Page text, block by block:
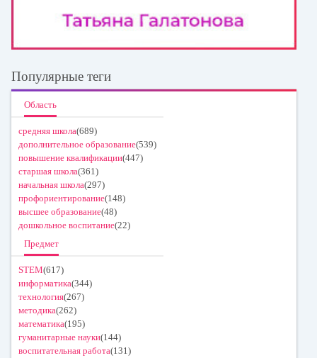
Популярные теги
Область
средняя школа(689)
дополнительное образование(539)
повышение квалификации(447)
старшая школа(361)
начальная школа(297)
профориентирование(148)
высшее образование(48)
дошкольное воспитание(22)
Предмет
STEM(617)
информатика(344)
технология(267)
методика(262)
математика(195)
гуманитарные науки(144)
воспитательная работа(131)